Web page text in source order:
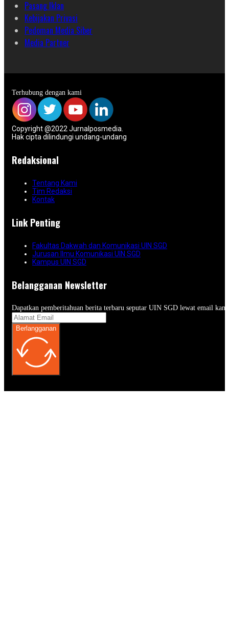
Pasang Iklan
Kebijakan Privasi
Pedoman Media Siber
Media Partner
Terhubung dengan kami
Copyright @2022 Jurnalposmedia.
Hak cipta dilindungi undang-undang
Redaksional
Tentang Kami
Tim Redaksi
Kontak
Link Penting
Fakultas Dakwah dan Komunikasi UIN SGD
Jurusan Ilmu Komunikasi UIN SGD
Kampus UIN SGD
Belangganan Newsletter
Dapatkan pemberitahuan berita terbaru seputar UIN SGD lewat email
Berlangganan